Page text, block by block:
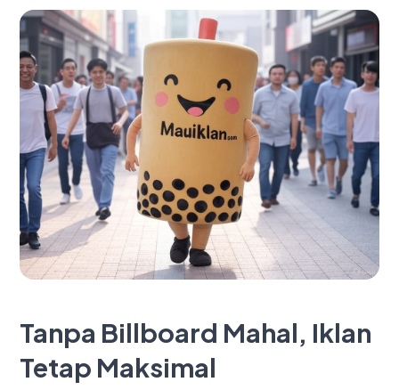
Tanpa Billboard Mahal, Iklan
Tetap Maksimal